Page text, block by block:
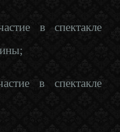
в спектакле
в спектакле